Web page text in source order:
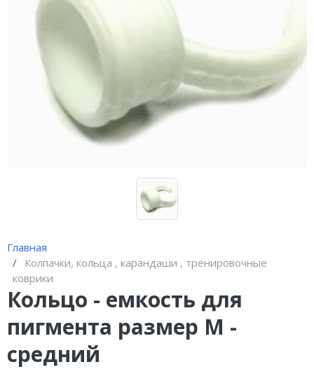
Главная
Колпачки, кольца , карандаши , тренировочные
коврики
Кольцо - емкость для
пигмента размер М -
средний
Иглы и колпачки для
оригинальных аппаратов Dragon
Bella ( Тайвань)
Иглы и колпачки GiantSun
My M мезо и BB Glow модули